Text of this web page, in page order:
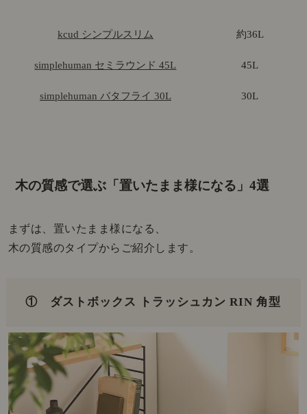
kcud シンプルスリム 約36L
simplehuman セミラウンド 45L 45L
simplehuman バタフライ 30L 30L
木の質感で選ぶ「置いたまま様になる」4選
まずは、置いたまま様になる、
木の質感のタイプからご紹介します。
① ダストボックス トラッシュカン RIN 角型